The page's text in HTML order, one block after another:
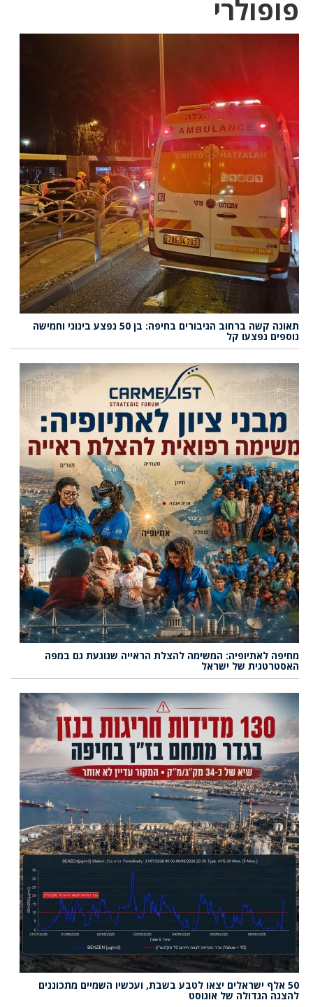
פופולרי
תאונה קשה ברחוב הגיבורים בחיפה: בן 50 נפצע בינוני וחמישה
נוספים נפצעו קל
מחיפה לאתיופיה: המשימה להצלת הראייה שנוגעת גם במפה
האסטרטגית של ישראל
50 אלף ישראלים יצאו לטבע בשבת, ועכשיו השמיים מתכוננים
להצגה הגדולה של אוגוסט